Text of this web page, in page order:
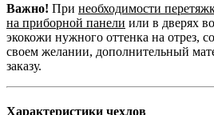
Важно! При необходимости
на приборной панели или в дверях
экокожи нужного оттенка на отрез,
своем желании, дополнительный
заказу.
Характеристики чехлов